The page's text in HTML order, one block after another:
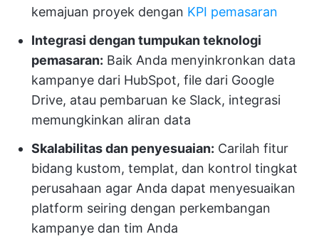
kemajuan proyek dengan KPI pemasaran
Integrasi dengan tumpukan teknologi
pemasaran: Baik Anda menyinkronkan data
kampanye dari HubSpot, file dari Google
Drive, atau pembaruan ke Slack, integrasi
memungkinkan aliran data
Skalabilitas dan penyesuaian: Carilah fitur
bidang kustom, templat, dan kontrol tingkat
perusahaan agar Anda dapat menyesuaikan
platform seiring dengan perkembangan
kampanye dan tim Anda